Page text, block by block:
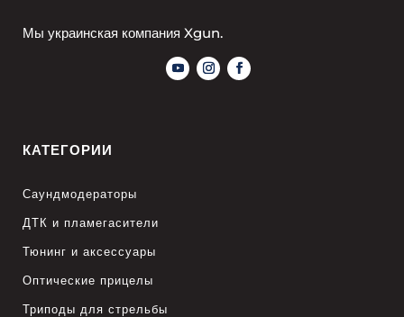
Мы украинская компания Xgun.
КАТЕГОРИИ
Саундмодераторы
ДТК и пламегасители
Тюнинг и аксессуары
Оптические прицелы
Триподы для стрельбы